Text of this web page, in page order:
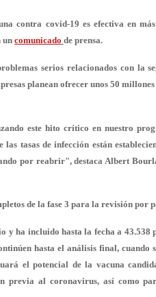
contra covid-19 es efectiva en
un comunicado de prensa.
serios relacionados con la
planean ofrecer unos 50 millones
este hito crítico en nuestro
tasas de infección están
por reabrir", destaca Albert
de la fase 3 para la revisión por
y ha incluido hasta la fecha a 43.538
hasta el análisis final, cuando
el potencial de la vacuna
previa al coronavirus, así como